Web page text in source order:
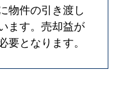
物件の引き渡し
ます。売却益が
となります。